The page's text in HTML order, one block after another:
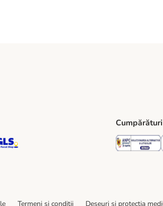
Method
Locker Shipping Method
GLS Parcel Shop Shipping Method
Termeni şi condiţii Deșeuri și protecția